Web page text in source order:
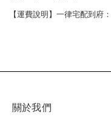
【運費說明】一律宅配到
關於我們